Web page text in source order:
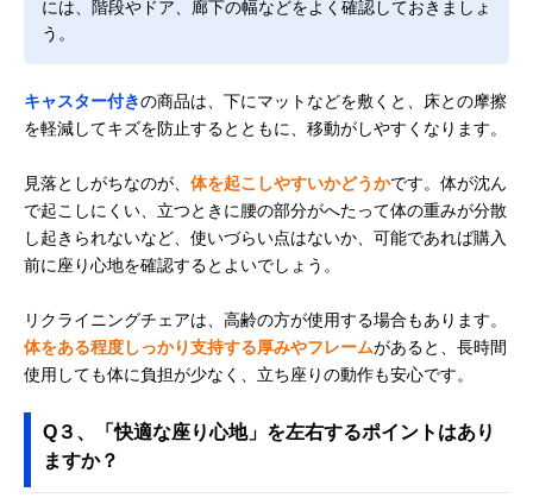
には、階段やドア、廊下の幅などをよく確認しておきましょ
う。
キャスター付きの商品は、下にマットなどを敷くと、床との摩擦
を軽減してキズを防止するとともに、移動がしやすくなります。
見落としがちなのが、 体を起こしやすいかどうかです。体が沈ん
で起こしにくい、立つときに腰の部分がへたって体の重みが分散
し起きられないなど、使いづらい点はないか、可能であれば購入
前に座り心地を確認するとよいでしょう。
リクライニングチェアは、高齢の方が使用する場合もあります。
体をある程度しっかり支持する厚みやフレームがあると、長時間
使用しても体に負担が少なく、立ち座りの動作も安心です。
Q３、「快適な座り心地」を左右するポイントはあり
ますか？